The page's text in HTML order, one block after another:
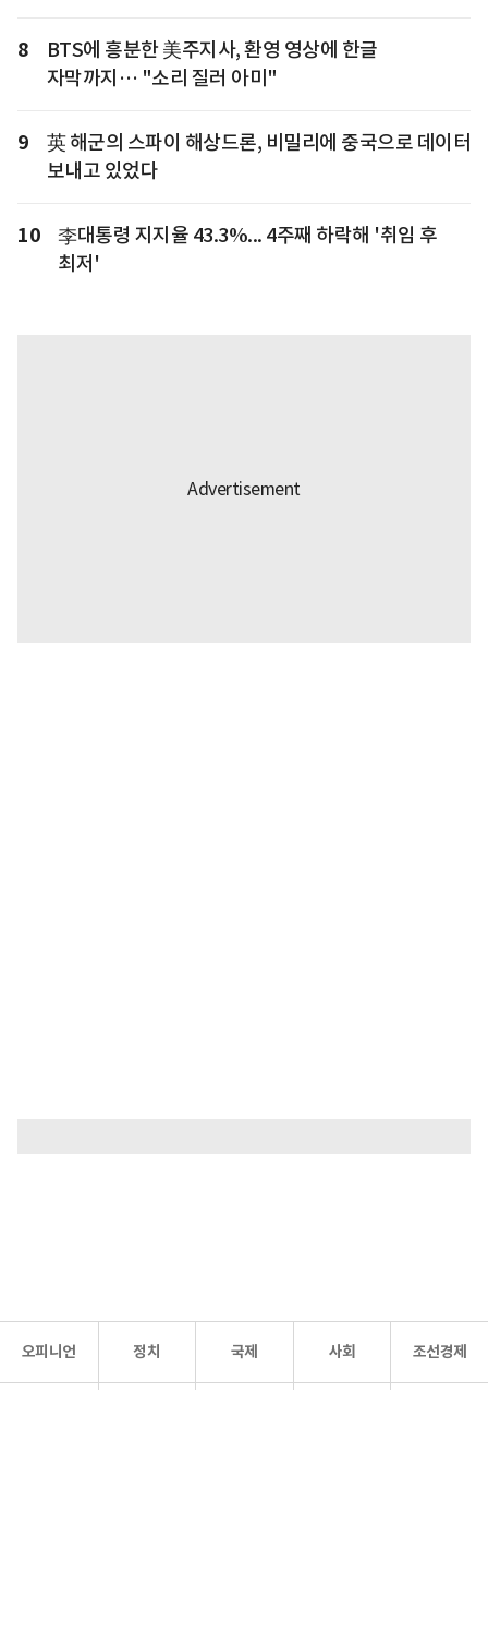
8
BTS에 흥분한 美주지사, 환영 영상에 한글
자막까지… "소리 질러 아미"
9
英 해군의 스파이 해상드론, 비밀리에 중국으로 데이터
보내고 있었다
10
李대통령 지지율 43.3%... 4주째 하락해 '취임 후
최저'
오피니언 정치 국제 사회 조선경제